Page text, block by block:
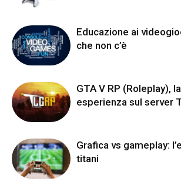
Educazione ai
che non c’è
GTA V RP (Roleplay),
esperienza sul server
Grafica vs gameplay:
titani